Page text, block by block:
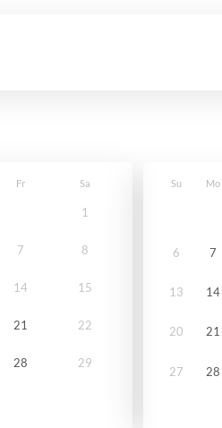
Fr Sa
1
7 8
14 15
21 22
28 29
Su Mo
6 7
13 14
20 21
27 28